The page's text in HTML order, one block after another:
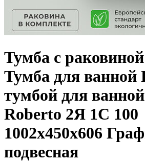
Тумба с
Тумба для ванной
тумбой для
Roberto 2Я 1С 100
1002х450х606
подвесная